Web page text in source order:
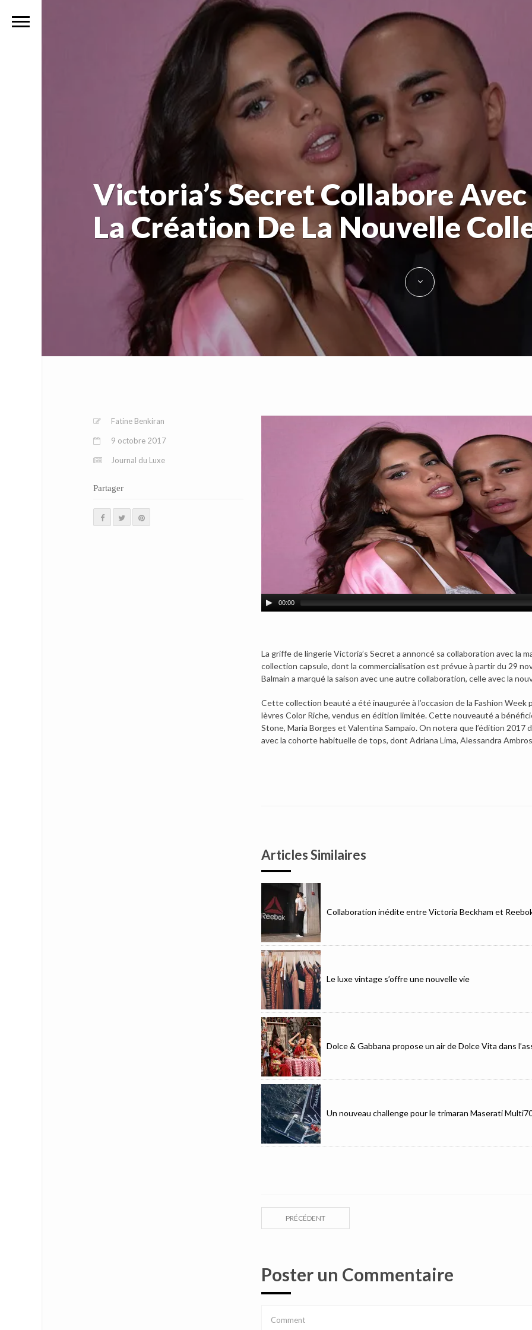
Victoria’s Secret Collabore
La Création De La Nouvelle
Fatine Benkiran
9 octobre 2017
Journal du Luxe
Partager
00:00
La griffe de lingerie Victoria’s Secret a annoncé sa collaboration avec la
collection capsule, dont la commercialisation est prévue à partir du 29
Balmain a marqué la saison avec une autre collaboration, celle avec la
Cette collection beauté a été inaugurée à l’occasion de la Fashion
lèvres Color Riche, vendus en édition limitée. Cette nouveauté a
Stone, Maria Borges et Valentina Sampaio. On notera que l’édition 2017
avec la cohorte habituelle de tops, dont Adriana Lima, Alessandra
Articles Similaires
Collaboration inédite entre Victoria Beckham et
Le luxe vintage s’offre une nouvelle vie
Dolce & Gabbana propose un air de Dolce Vita dans
Un nouveau challenge pour le trimaran Maserati
PRÉCÉDENT
Poster un Commentaire